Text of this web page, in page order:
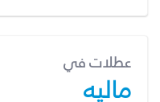
عطلات في
ماليه